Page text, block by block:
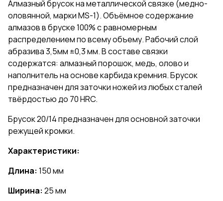
Алмазный брусок на металлической связке (медно-
оловянной, марки MS-1). Объёмное содержание
алмазов в бруске 100% с равномерным
распределением по всему объему. Рабочий слой
абразива 3,5мм ±0,3 мм. В составе связки
содержатся: алмазный порошок, медь, олово и
наполнитель на основе карбида кремния. Брусок
предназначен для заточки ножей из любых сталей
твёрдостью до 70 HRC.
Брусок 20/14 предназначен для основной заточки
режущей кромки.
Характеристики:
Длина: 150 мм
Ширина: 25 мм